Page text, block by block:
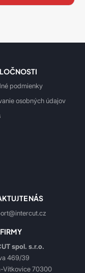
podmienky
osobných údajov
NÁS
spol. s.r.o.
469/39
Vítkovice 70300